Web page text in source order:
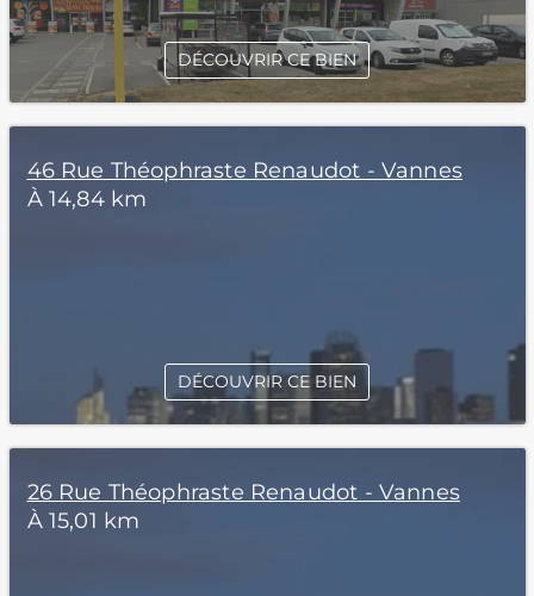
DÉCOUVRIR CE BIEN
46 Rue Théophraste Renaudot - Vannes
À 14,84 km
DÉCOUVRIR CE BIEN
26 Rue Théophraste Renaudot - Vannes
À 15,01 km